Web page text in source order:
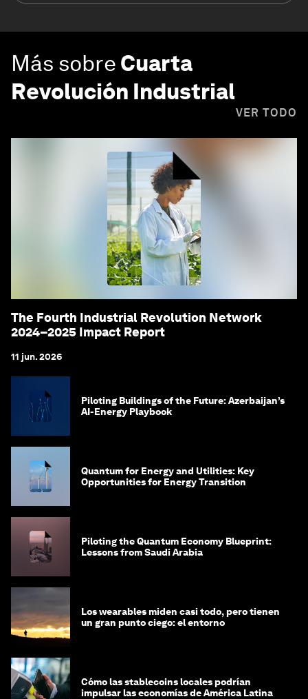
Más sobre Cuarta
Revolución Industrial
VER TODO
The Fourth Industrial Revolution Network
2024–2025 Impact Report
11 jun. 2026
Piloting Buildings of the Future: Azerbaijan’s
AI-Energy Playbook
Quantum for Energy and Utilities: Key
Opportunities for Energy Transition
Piloting the Quantum Economy Blueprint:
Lessons from Saudi Arabia
Los wearables miden casi todo, pero tienen
un gran punto ciego: el entorno
Cómo las stablecoins locales podrían
impulsar las economías de América Latina